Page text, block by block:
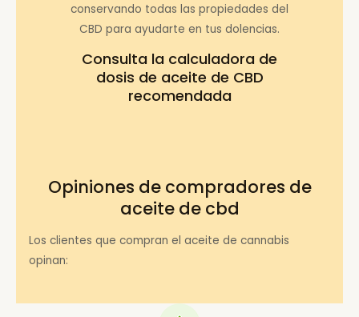
conservando todas las propiedades del
CBD para ayudarte en tus dolencias.
Consulta la calculadora de
dosis de aceite de CBD
recomendada
Opiniones de compradores de
aceite de cbd
Los clientes que compran el aceite de cannabis
opinan: